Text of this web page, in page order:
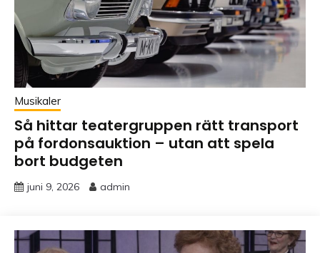
Musikaler
Så hittar teatergruppen rätt transport
på fordonsauktion – utan att spela
bort budgeten
juni 9, 2026 admin